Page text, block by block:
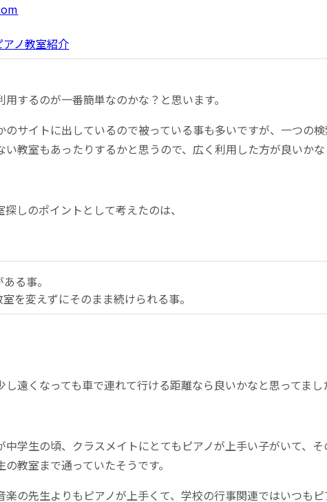
アノ教室紹介
用するのが一番簡単なのかな？と思います。
のサイトに出しているので被っている事も多いですが、一つの
い教室もあったりするかと思うので、広く利用した方が良いかな
しのポイントとして考えたのは、
る事。
を変えずにそのまま続けられる事。
遠くなっても車で連れて行ける距離なら良いかなと思ってまし
中学生の頃、クラスメイトにとてもピアノが上手い子がいて、そ
教室まで通っていたそうです。
楽の先生よりもピアノが上手くて、学校の行事関連ではいつもピ